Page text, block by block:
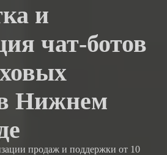
и
чат-ботов
Нижнем
продаж и поддержки от 10